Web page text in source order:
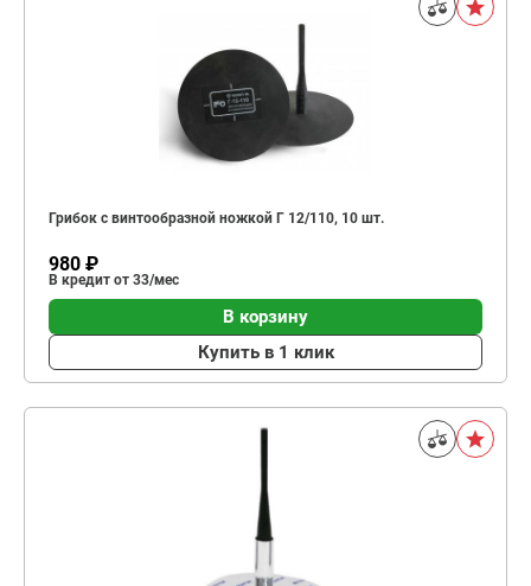
Грибок с винтообразной ножкой Г 12/110, 10 шт.
980 ₽
В кредит от 33/мес
В корзину
Купить в 1 клик